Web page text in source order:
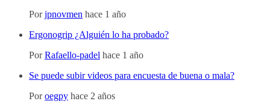
Porjpnovmen hace 1 año
Ergonogrip ¿Alguién lo ha probado?
PorRafaello-padel hace 1 año
Se puede subir videos para encuesta de buena o mala?
Poroegpy hace 2 años